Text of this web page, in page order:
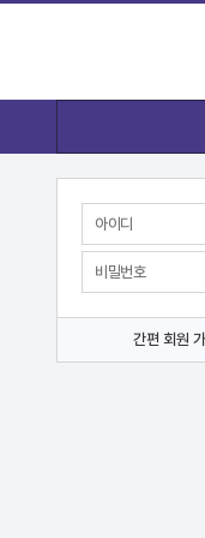
간편 회원